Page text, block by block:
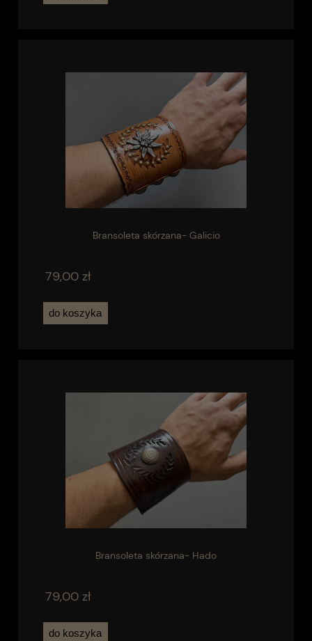
Bransoleta skórzana- Galicio
79,00 zł
do koszyka
Bransoleta skórzana- Hado
79,00 zł
do koszyka